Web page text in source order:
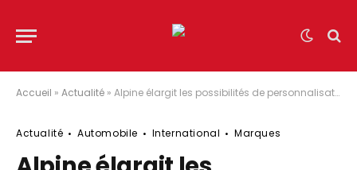
Accueil » Actualité » Alpine élargit les possibilités de personnalisation de son Atelier en proposant des options de livrées qui ajoutent une touche unique à chaque A110
Actualité Automobile International Marques